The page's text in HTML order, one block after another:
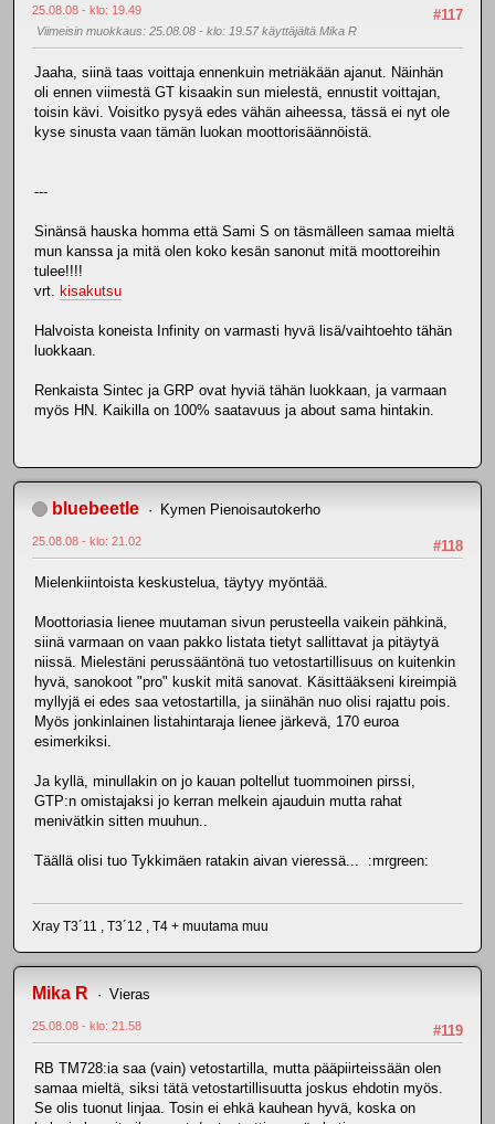
#117
25.08.08 - klo: 19.49
Viimeisin muokkaus: 25.08.08 - klo: 19.57 käyttäjältä Mika R
Jaaha, siinä taas voittaja ennenkuin metriäkään ajanut. Näinhän
oli ennen viimestä GT kisaakin sun mielestä, ennustit voittajan,
toisin kävi. Voisitko pysyä edes vähän aiheessa, tässä ei nyt ole
kyse sinusta vaan tämän luokan moottorisäännöistä.
---
Sinänsä hauska homma että Sami S on täsmälleen samaa mieltä
mun kanssa ja mitä olen koko kesän sanonut mitä moottoreihin
tulee!!!!
vrt. kisakutsu
Halvoista koneista Infinity on varmasti hyvä lisä/vaihtoehto tähän
luokkaan.
Renkaista Sintec ja GRP ovat hyviä tähän luokkaan, ja varmaan
myös HN. Kaikilla on 100% saatavuus ja about sama hintakin.
bluebeetle Kymen Pienoisautokerho
#118
25.08.08 - klo: 21.02
Mielenkiintoista keskustelua, täytyy myöntää.
Moottoriasia lienee muutaman sivun perusteella vaikein pähkinä,
siinä varmaan on vaan pakko listata tietyt sallittavat ja pitäytyä
niissä. Mielestäni perussääntönä tuo vetostartillisuus on kuitenkin
hyvä, sanokoot "pro" kuskit mitä sanovat. Käsittääkseni kireimpiä
myllyjä ei edes saa vetostartilla, ja siinähän nuo olisi rajattu pois.
Myös jonkinlainen listahintaraja lienee järkevä, 170 euroa
esimerkiksi.
Ja kyllä, minullakin on jo kauan poltellut tuommoinen pirssi,
GTP:n omistajaksi jo kerran melkein ajauduin mutta rahat
menivätkin sitten muuhun..
Täällä olisi tuo Tykkimäen ratakin aivan vieressä... :mrgreen:
Xray T3´11 , T3´12 , T4 + muutama muu
Mika R Vieras
#119
25.08.08 - klo: 21.58
RB TM728:ia saa (vain) vetostartilla, mutta pääpiirteissään olen
samaa mieltä, siksi tätä vetostartillisuutta joskus ehdotin myös.
Se olis tuonut linjaa. Tosin ei ehkä kauhean hyvä, koska on